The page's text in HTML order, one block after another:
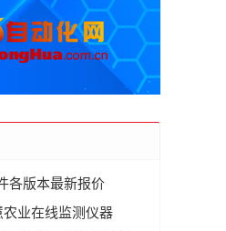
各版本最新报价
业在线监测仪器